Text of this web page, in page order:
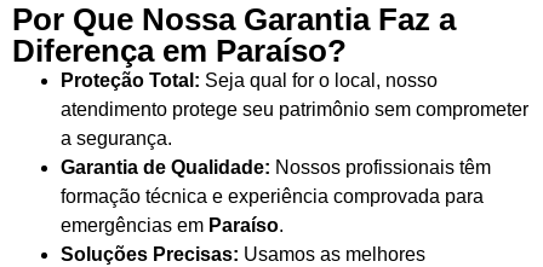
Por Que Nossa Garantia Faz a
Diferença em Paraíso?
Proteção Total: Seja qual for o local, nosso
atendimento protege seu patrimônio sem comprometer
a segurança.
Garantia de Qualidade: Nossos profissionais têm
formação técnica e experiência comprovada para
emergências em Paraíso.
Soluções Precisas: Usamos as melhores